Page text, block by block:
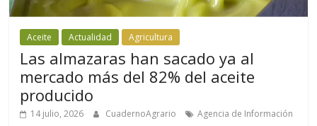
Aceite Actualidad Agricultura
Las almazaras han sacado ya al
mercado más del 82% del aceite
producido
14 julio, 2026 CuadernoAgrario
Agencia de Información